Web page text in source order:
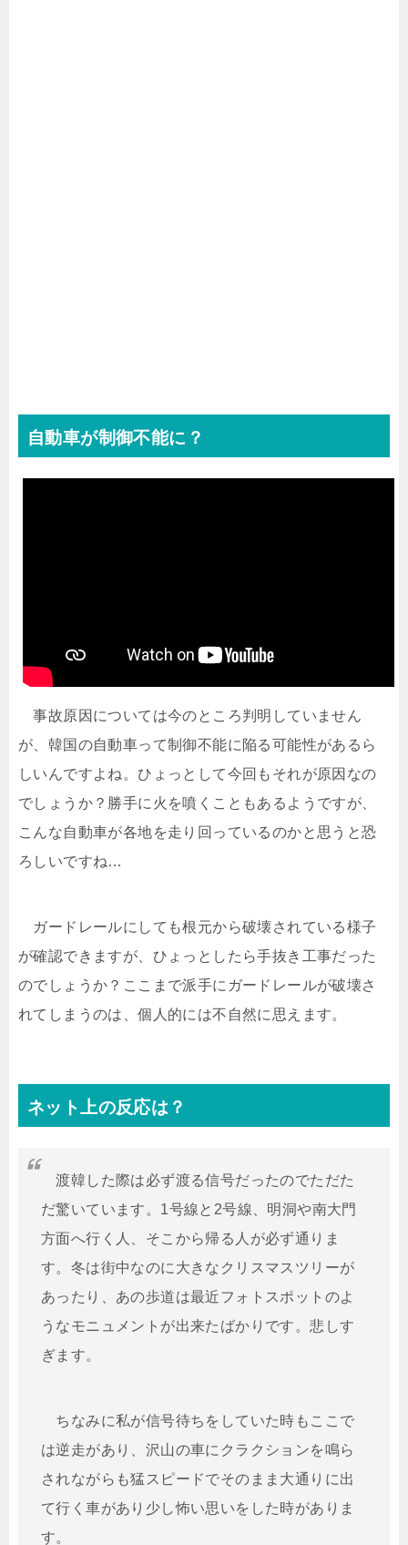
自動車が制御不能に？
事故原因については今のところ判明していません
が、韓国の自動車って制御不能に陥る可能性があるら
しいんですよね。ひょっとして今回もそれが原因なの
でしょうか？勝手に火を噴くこともあるようですが、
こんな自動車が各地を走り回っているのかと思うと恐
ろしいですね…
ガードレールにしても根元から破壊されている様子
が確認できますが、ひょっとしたら手抜き工事だった
のでしょうか？ここまで派手にガードレールが破壊さ
れてしまうのは、個人的には不自然に思えます。
ネット上の反応は？
渡韓した際は必ず渡る信号だったのでただた
だ驚いています。1号線と2号線、明洞や南大門
方面へ行く人、そこから帰る人が必ず通りま
す。冬は街中なのに大きなクリスマスツリーが
あったり、あの歩道は最近フォトスポットのよ
うなモニュメントが出来たばかりです。悲しす
ぎます。
ちなみに私が信号待ちをしていた時もここで
は逆走があり、沢山の車にクラクションを鳴ら
されながらも猛スピードでそのまま大通りに出
て行く車があり少し怖い思いをした時がありま
す。